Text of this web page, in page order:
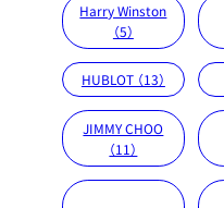
Harry Winston
（5）
HUBLOT （13）
JIMMY CHOO
（11）